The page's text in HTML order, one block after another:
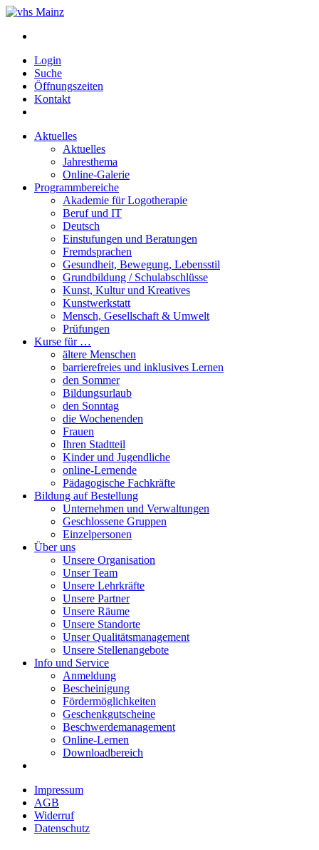
Login
Suche
Öffnungszeiten
Kontakt
Aktuelles
Aktuelles
Jahresthema
Online-Galerie
Programmbereiche
Akademie für Logotherapie
Beruf und IT
Deutsch
Einstufungen und Beratungen
Fremdsprachen
Gesundheit, Bewegung, Lebensstil
Grundbildung / Schulabschlüsse
Kunst, Kultur und Kreatives
Kunstwerkstatt
Mensch, Gesellschaft & Umwelt
Prüfungen
Kurse für …
ältere Menschen
barrierefreies und inklusives Lernen
den Sommer
Bildungsurlaub
den Sonntag
die Wochenenden
Frauen
Ihren Stadtteil
Kinder und Jugendliche
online-Lernende
Pädagogische Fachkräfte
Bildung auf Bestellung
Unternehmen und Verwaltungen
Geschlossene Gruppen
Einzelpersonen
Über uns
Unsere Organisation
Unser Team
Unsere Lehrkräfte
Unsere Partner
Unsere Räume
Unsere Standorte
Unser Qualitätsmanagement
Unsere Stellenangebote
Info und Service
Anmeldung
Bescheinigung
Fördermöglichkeiten
Geschenkgutscheine
Beschwerdemanagement
Online-Lernen
Downloadbereich
Impressum
AGB
Widerruf
Datenschutz